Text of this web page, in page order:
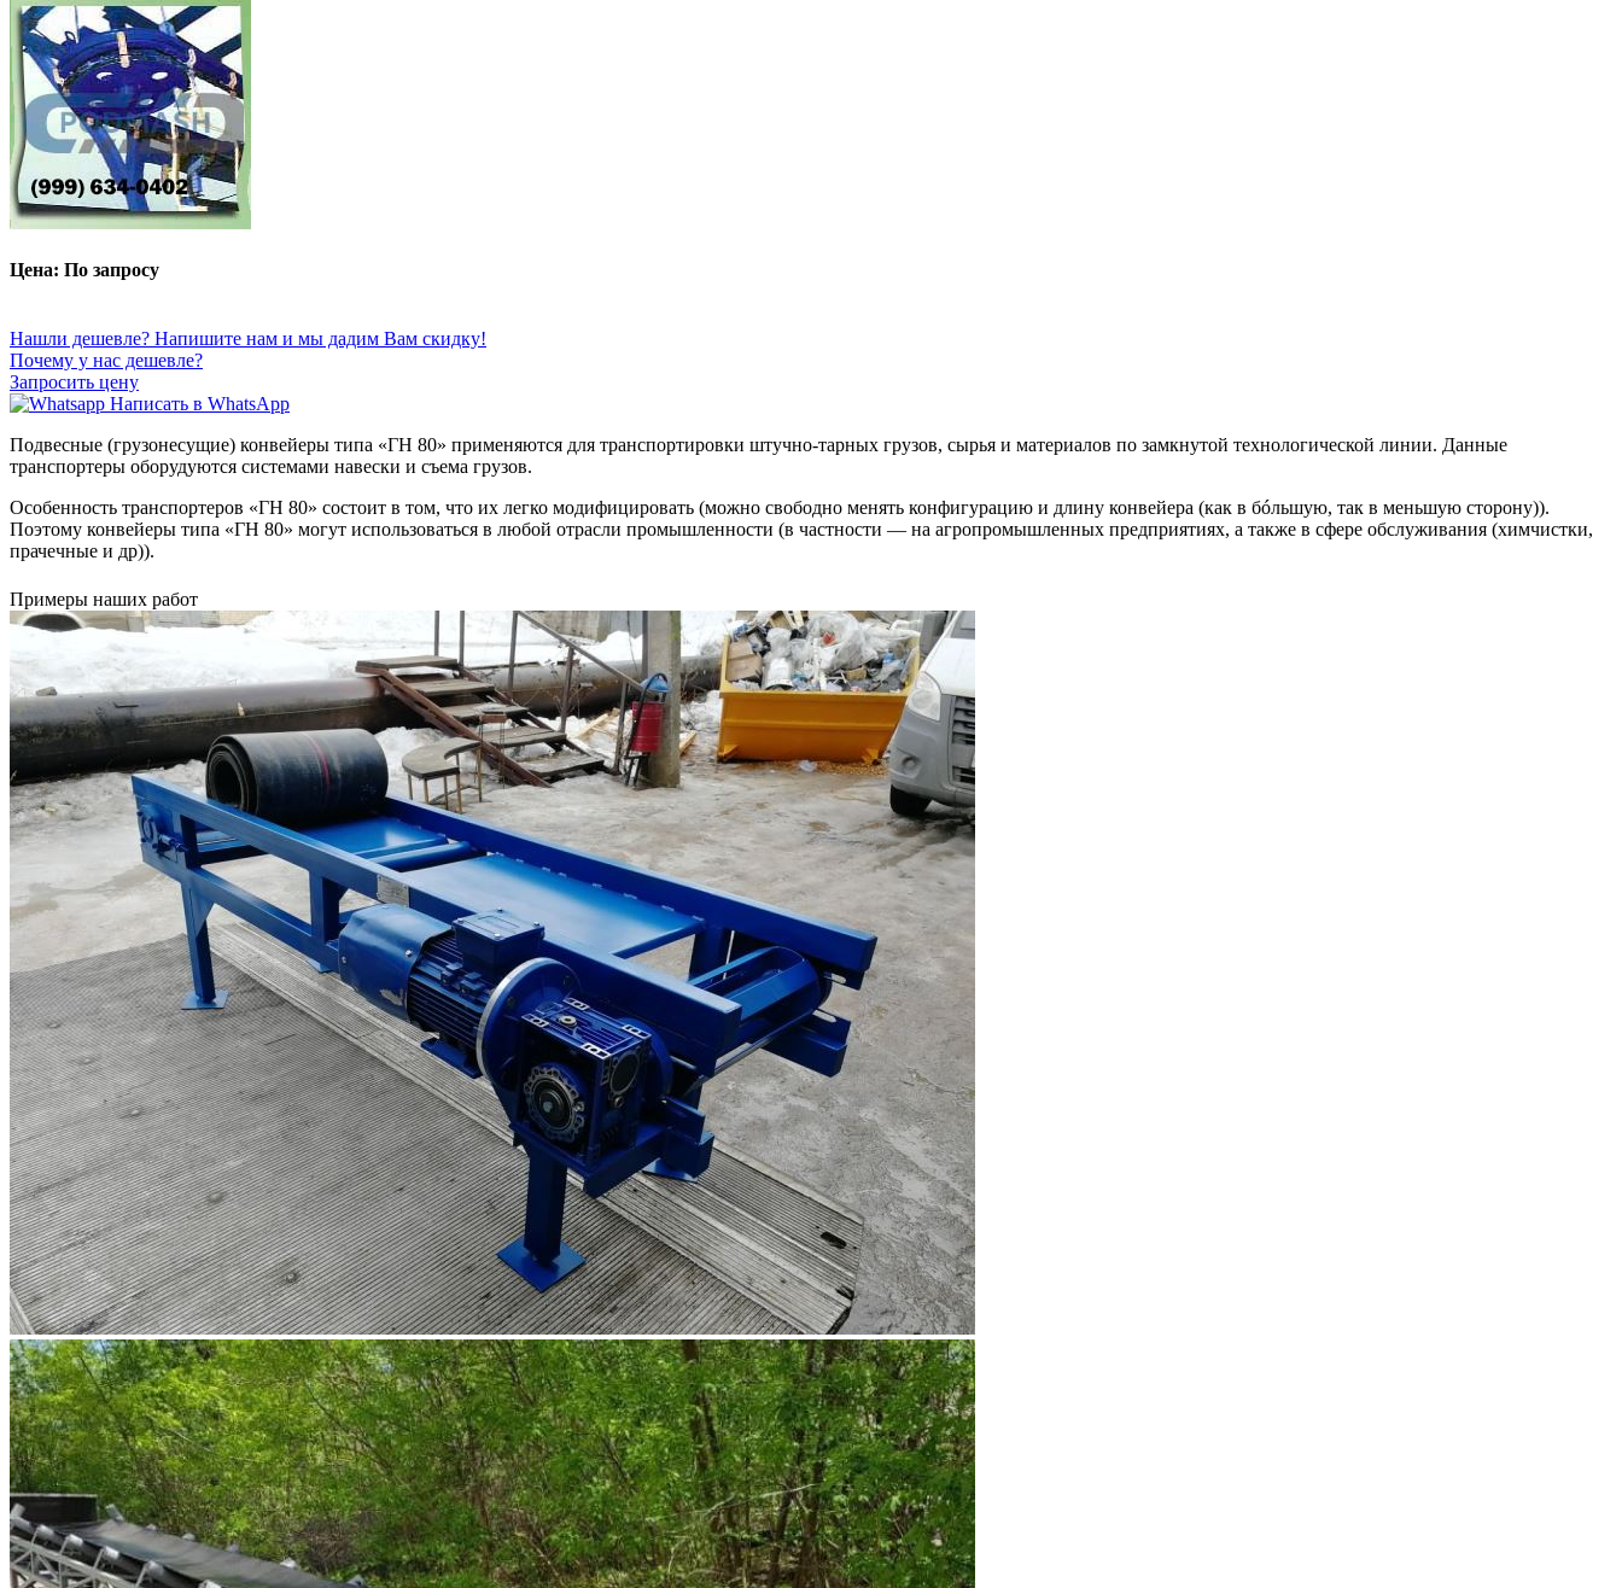
Цена: По запросу
Нашли дешевле? Напишите нам и мы дадим Вам скидку!
Почему у нас дешевле?
Запросить цену
Написать в WhatsApp
Подвесные (грузонесущие) конвейеры типа «ГН 80» применяются для транспортировки штучно-тарных грузов, сырья и материалов по замкнутой технологической линии. Данные
транспортеры оборудуются системами навески и съема грузов.
Особенность транспортеров «ГН 80» состоит в том, что их легко модифицировать (можно свободно менять конфигурацию и длину конвейера (как в бó‎льшую, так в меньшую сторону)).
Поэтому конвейеры типа «ГН 80» могут использоваться в любой отрасли промышленности (в частности — на агропромышленных предприятиях, а также в сфере обслуживания (химчистки,
прачечные и др)).
Примеры наших работ